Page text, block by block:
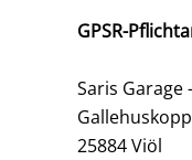
GPSR-
Saris Garage
25884 Viöl